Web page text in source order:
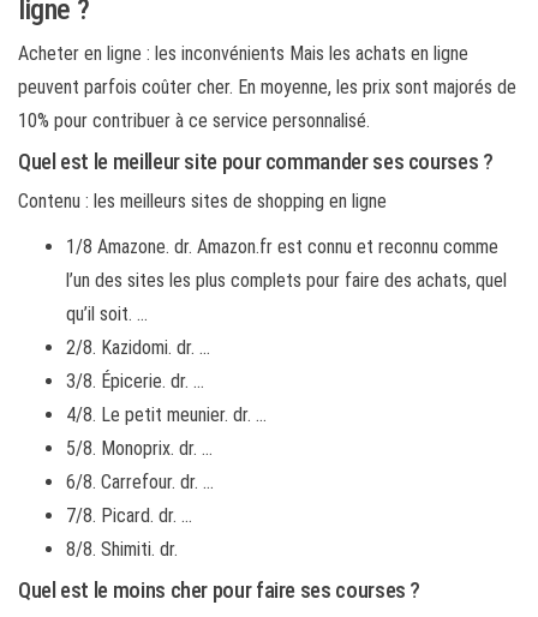
ligne ?
Acheter en ligne : les inconvénients Mais les achats en ligne
peuvent parfois coûter cher. En moyenne, les prix sont majorés de
10% pour contribuer à ce service personnalisé.
Quel est le meilleur site pour commander ses courses ?
Contenu : les meilleurs sites de shopping en ligne
1/8 Amazone. dr. Amazon.fr est connu et reconnu comme
l’un des sites les plus complets pour faire des achats, quel
qu’il soit. …
2/8. Kazidomi. dr. …
3/8. Épicerie. dr. …
4/8. Le petit meunier. dr. …
5/8. Monoprix. dr. …
6/8. Carrefour. dr. …
7/8. Picard. dr. …
8/8. Shimiti. dr.
Quel est le moins cher pour faire ses courses ?